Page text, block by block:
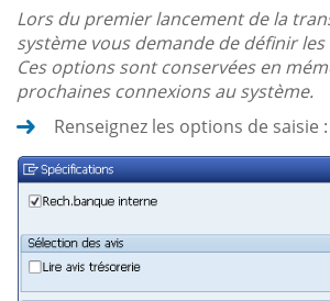
Lors du premier lancement de la
système vous demande de définir
Ces options sont conservées en
prochaines connexions au système.
Renseignez les options de saisie :